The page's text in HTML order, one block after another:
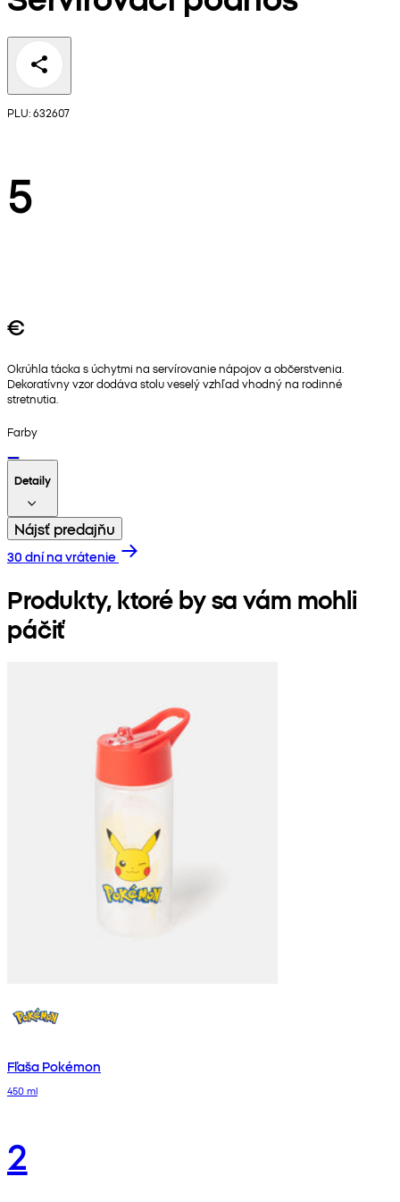
PLU: 632607
5
€
Okrúhla tácka s úchytmi na servírovanie nápojov a občerstvenia.
Dekoratívny vzor dodáva stolu veselý vzhľad vhodný na rodinné
stretnutia.
Farby
Detaily
Nájsť predajňu
30 dní na vrátenie
Produkty, ktoré by sa vám mohli
páčiť
Fľaša Pokémon
450 ml
2